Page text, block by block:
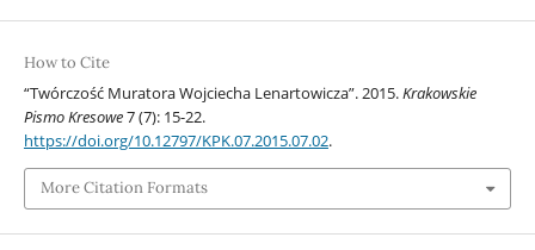
How to Cite
“Twórczość Muratora Wojciecha Lenartowicza”. 2015.Krakowskie
Pismo Kresowe7 (7): 15-22.
https://doi.org/10.12797/KPK.07.2015.07.02.
More Citation Formats